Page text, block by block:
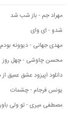
مهراد جم - باز شب شد
شدو - ای وای
مهدی جهانی - دیوونه بودم
محسن چاوشی - چهل روز
دانلود اپیزود عشق عمیق
یونس فرجام - چشمات
مصطفی میری - تو ولی